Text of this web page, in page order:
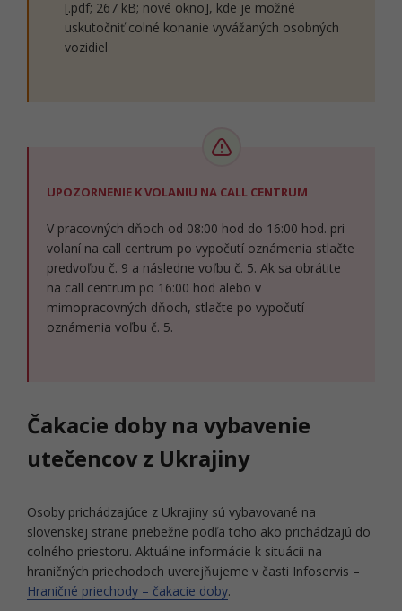
[.pdf; 267 kB; nové okno], kde je možné
uskutočniť colné konanie vyvážaných osobných
vozidiel
UPOZORNENIE K VOLANIU NA CALL CENTRUM
V pracovných dňoch od 08:00 hod do 16:00 hod. pri
volaní na call centrum po vypočutí oznámenia stlačte
predvoľbu č. 9 a následne voľbu č. 5. Ak sa obrátite
na call centrum po 16:00 hod alebo v
mimopracovných dňoch, stlačte po vypočutí
oznámenia voľbu č. 5.
Čakacie doby na vybavenie
utečencov z Ukrajiny
Osoby prichádzajúce z Ukrajiny sú vybavované na
slovenskej strane priebežne podľa toho ako prichádzajú do
colného priestoru. Aktuálne informácie k situácii na
hraničných priechodoch uverejňujeme v časti Infoservis –
Hraničné priechody – čakacie doby.